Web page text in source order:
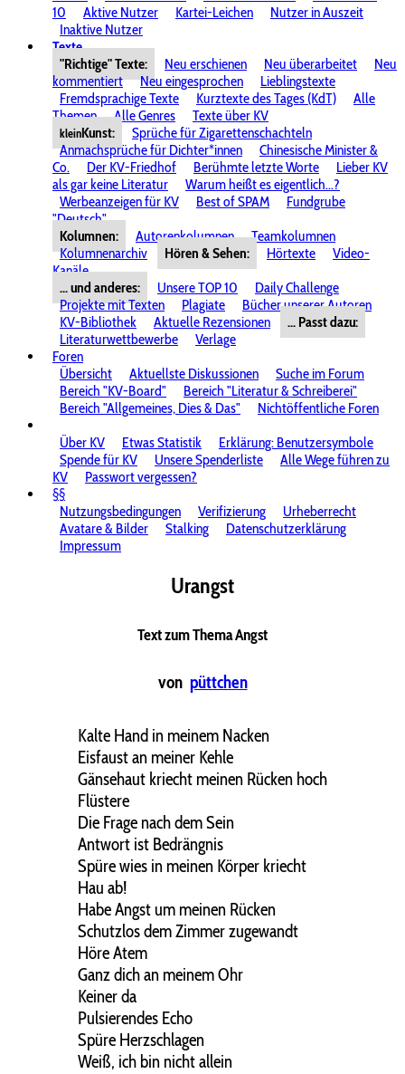
10
Aktive Nutzer Kartei-Leichen
Nutzer in Auszeit
Inaktive Nutzer
Texte
"Richtige" Texte:
Neu erschienen Neu überarbeitet
Neu
kommentiert
Neu eingesprochen
Lieblingstexte
Fremdsprachige Texte
Kurztexte des Tages (KdT)
Alle
Themen
Alle Genres Texte über KV
kleinKunst:
Sprüche für Zigarettenschachteln
Anmachsprüche für Dichter*innen
Chinesische Minister &
Co.
Der KV-Friedhof Berühmte letzte Worte
Lieber KV
als gar keine Literatur
Warum heißt es eigentlich...?
Werbeanzeigen für KV
Best of SPAM
Fundgrube
"Deutsch"
Kolumnen:
Autorenkolumnen
Teamkolumnen
Kolumnenarchiv
Hören & Sehen: Hörtexte
Video-
Kanäle
... und anderes:
Unsere TOP 10
Daily Challenge
Projekte mit Texten
Plagiate
Bücher unserer Autoren
KV-Bibliothek
Aktuelle Rezensionen
... Passt dazu:
Literaturwettbewerbe
Verlage
Foren
Übersicht
Aktuellste Diskussionen
Suche im Forum
Bereich "KV-Board"
Bereich "Literatur & Schreiberei"
Bereich "Allgemeines, Dies & Das"
Nichtöffentliche Foren
Über KV
Etwas Statistik
Erklärung: Benutzersymbole
Spende für KV
Unsere Spenderliste
Alle Wege führen zu
KV
Passwort vergessen?
§§
Nutzungsbedingungen
Verifizierung
Urheberrecht
Avatare & Bilder
Stalking
Datenschutzerklärung
Impressum
Urangst
Text zum Thema Angst
von püttchen
Kalte Hand in meinem Nacken
Eisfaust an meiner Kehle
Gänsehaut kriecht meinen Rücken hoch
Flüstere
Die Frage nach dem Sein
Antwort ist Bedrängnis
Spüre wies in meinen Körper kriecht
Hau ab!
Habe Angst um meinen Rücken
Schutzlos dem Zimmer zugewandt
Höre Atem
Ganz dich an meinem Ohr
Keiner da
Pulsierendes Echo
Spüre Herzschlagen
Weiß, ich bin nicht allein